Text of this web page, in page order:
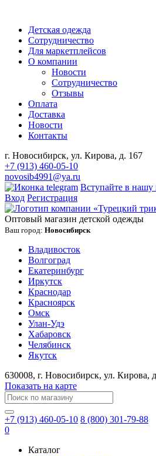
Детская одежда
Сотрудничество
Для маркетплейсов
О компании
Новости
Сотрудничество
Отзывы
Оплата
Доставка
Новости
Контакты
г. Новосибирск, ул. Кирова, д. 167
+7 (913) 460-05-10
novosib4991@ya.ru
Вступайте в нашу
Вход Регистрация
Оптовый магазин детской одежды
Ваш город: Новосибирск
Владивосток
Волгоград
Екатеринбург
Иркутск
Краснодар
Красноярск
Омск
Улан-Удэ
Хабаровск
Челябинск
Якутск
630008, г. Новосибирск, ул. Кирова,
Показать на карте
+7 (913) 460-05-10 8 (800) 301-79-88
0
Каталог